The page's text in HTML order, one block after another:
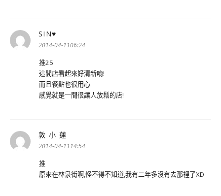
SIN♥
示:
2014-04-1106:24
推25
這間店看起來好清新唷!
而且餐點也很用心
感覺就是一間很讓人放鬆的店!
敦 小 蓮
示:
2014-04-1114:54
推
原來在林泉街啊,怪不得不知道,我有二年多沒有去那裡了XD